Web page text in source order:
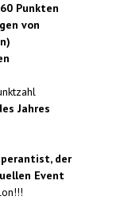
Punkten
von
Jahres
der
Event